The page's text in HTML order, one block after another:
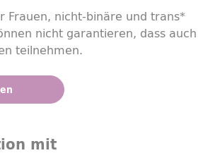
Frauen, nicht-binäre und trans*
nicht garantieren, dass auch
teilnehmen.
mit